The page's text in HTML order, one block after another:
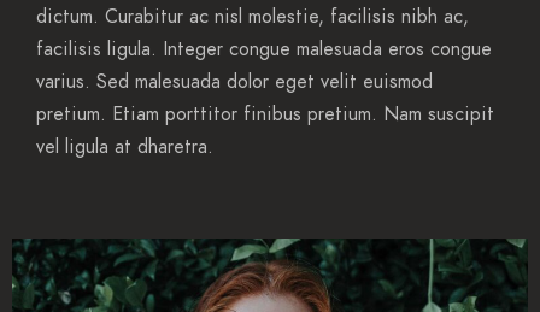
dictum. Curabitur ac nisl molestie, facilisis nibh ac,
facilisis ligula. Integer congue malesuada eros congue
varius. Sed malesuada dolor eget velit euismod
pretium. Etiam porttitor finibus pretium. Nam suscipit
vel ligula at dharetra.